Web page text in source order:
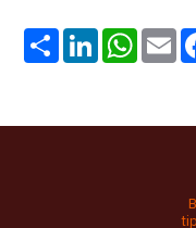
Share LinkedIn